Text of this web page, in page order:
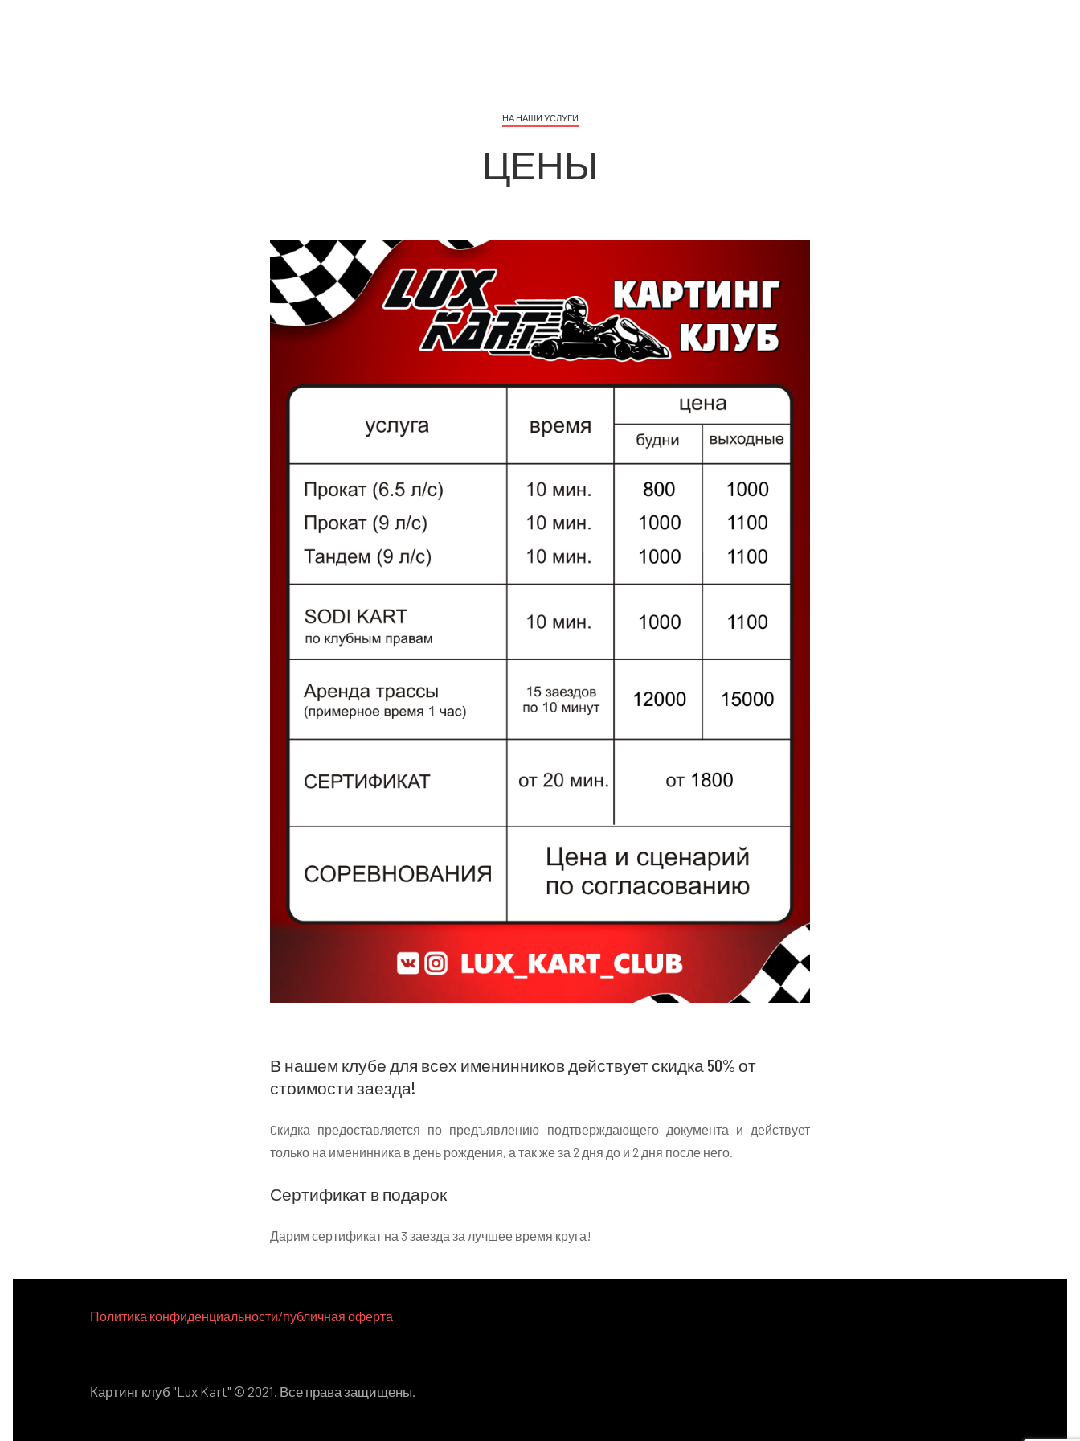
НА НАШИ УСЛУГИ
ЦЕНЫ
В нашем клубе для всех именинников действует скидка 50% от
стоимости заезда!
Cкидка предоставляется по предъявлению подтверждающего документа и действует
только на именинника в день рождения, а так же за 2 дня до и 2 дня после него.
Сертификат в подарок
Дарим сертификат на 3 заезда за лучшее время круга!
Политика конфиденциальности/публичная оферта
Картинг клуб "Lux Kart" © 2021. Все права защищены.